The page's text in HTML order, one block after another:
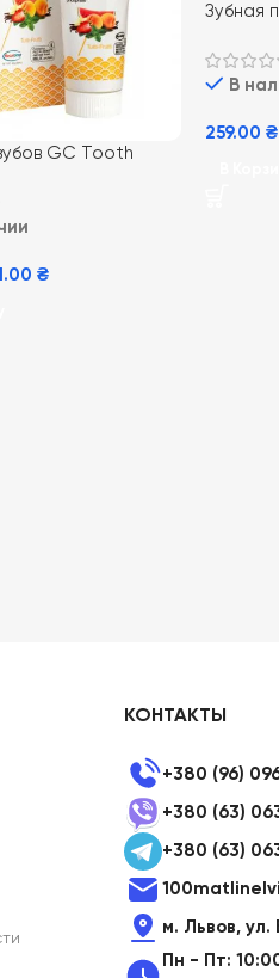
GC Tooth
₴
Зубная
Night 75
В
259.00 ₴
КОНТАКТЫ
+380 (96)
+380 (63)
+380 (63)
м. Львов, ул.
Пн - Пт: